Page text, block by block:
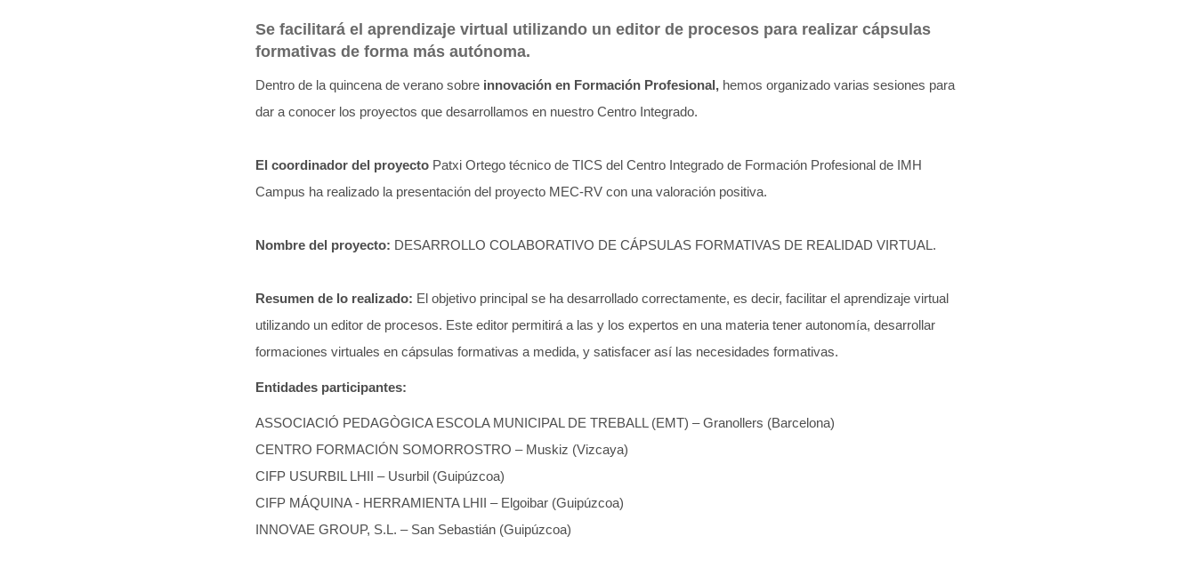
Se facilitará el aprendizaje virtual utilizando un editor de procesos para realizar cápsulas
formativas de forma más autónoma.
Dentro de la quincena de verano sobre innovación en Formación Profesional, hemos organizado varias sesiones para
dar a conocer los proyectos que desarrollamos en nuestro Centro Integrado.
El coordinador del proyecto Patxi Ortego técnico de TICS del Centro Integrado de Formación Profesional de IMH
Campus ha realizado la presentación del proyecto MEC-RV con una valoración positiva.
Nombre del proyecto: DESARROLLO COLABORATIVO DE CÁPSULAS FORMATIVAS DE REALIDAD VIRTUAL.
Resumen de lo realizado: El objetivo principal se ha desarrollado correctamente, es decir, facilitar el aprendizaje virtual
utilizando un editor de procesos. Este editor permitirá a las y los expertos en una materia tener autonomía, desarrollar
formaciones virtuales en cápsulas formativas a medida, y satisfacer así las necesidades formativas.
Entidades participantes:
ASSOCIACIÓ PEDAGÒGICA ESCOLA MUNICIPAL DE TREBALL (EMT) – Granollers (Barcelona)
CENTRO FORMACIÓN SOMORROSTRO – Muskiz (Vizcaya)
CIFP USURBIL LHII – Usurbil (Guipúzcoa)
CIFP MÁQUINA - HERRAMIENTA LHII – Elgoibar (Guipúzcoa)
INNOVAE GROUP, S.L. – San Sebastián (Guipúzcoa)